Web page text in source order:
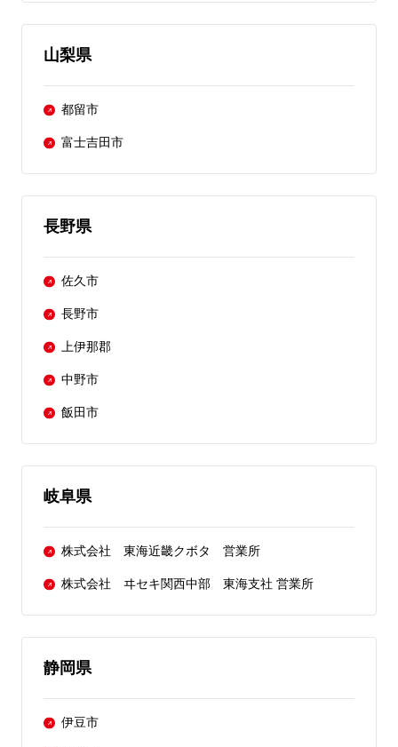
山梨県
都留市
富士吉田市
長野県
佐久市
長野市
上伊那郡
中野市
飯田市
岐阜県
株式会社 東海近畿クボタ 営業所
株式会社 ヰセキ関西中部 東海支社 営業所
静岡県
伊豆市